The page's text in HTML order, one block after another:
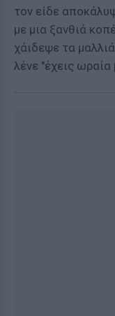
τον είδε
με μια ξανθιά
χάιδεψε τα
λένε "έχεις ωραία